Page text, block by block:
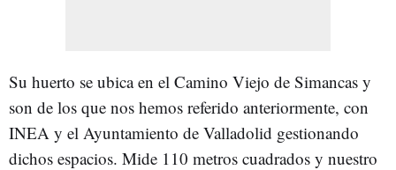
Su huerto se ubica en el Camino Viejo de Simancas y
son de los que nos hemos referido anteriormente, con
INEA y el Ayuntamiento de Valladolid gestionando
dichos espacios. Mide 110 metros cuadrados y nuestro